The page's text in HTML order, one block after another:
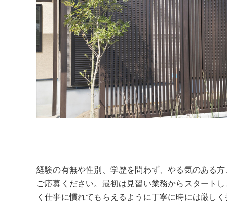
経験の有無や性別、学歴を問わず、やる気のある
ご応募ください。最初は見習い業務からスタート
く仕事に慣れてもらえるように丁寧に時には厳し